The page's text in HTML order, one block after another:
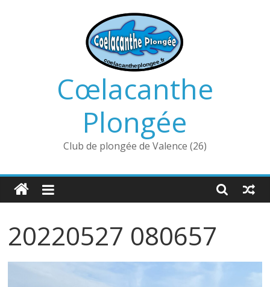
Cœlacanthe
Plongée
Club de plongée de Valence (26)
20220527 080657